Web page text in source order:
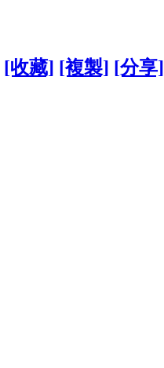
[收藏] [複製] [分享]